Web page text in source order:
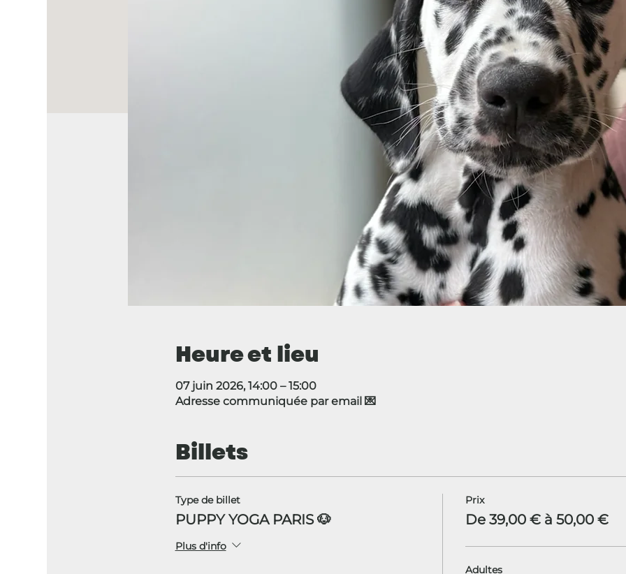
Heure et lieu
07 juin 2026, 14:00 – 15:00
Adresse communiquée par email 💌
Billets
Type de billet
PUPPY YOGA PARIS 🐶
Plus d'info
Prix
De 39,00 € à 50,00 €
Adultes